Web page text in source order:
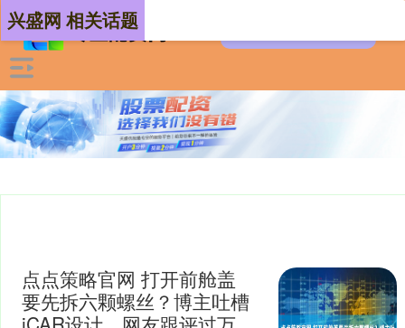
兴盛网 相关话题
点点策略官网 打开前舱盖
要先拆六颗螺丝？博主吐槽